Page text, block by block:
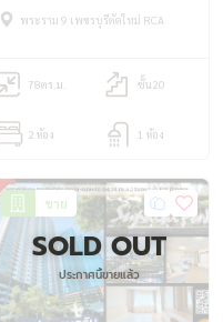
45,000/เดือน
พระราม 9 เพชรบุรีตัดใหม่ RCA
78ตร.ม. ชั้น20
2 ห้อง 1 ห้อง
ขาย
SOLD OUT
ประกาศนี้ขายแล้ว